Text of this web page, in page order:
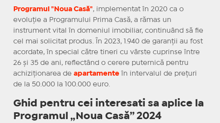
Programul "Noua Casă", implementat în 2020 ca o
evoluție a Programului Prima Casă, a rămas un
instrument vital în domeniul imobiliar, continuând să fie
cel mai solicitat produs. În 2023, 1.940 de garanții au fost
acordate, în special către tineri cu vârste cuprinse între
26 și 35 de ani, reflectând o cerere puternică pentru
achiziționarea de apartamenteîn intervalul de prețuri
de la 50.000 la 100.000 euro.
Ghid pentru cei interesati sa aplice la
Programul „Noua Casă” 2024